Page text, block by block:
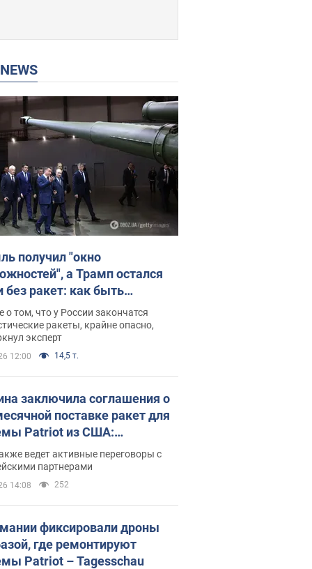
NEWS
получил "окно
а Трамп остался
без ракет: как быть
Интервью с Мельником
о том, что у России закончатся
ракеты, крайне опасно,
эксперт
12:00 14,5 т.
заключила соглашения о
поставке ракет для
Patriot из США:
раскрыл подробности
ведет активные переговоры с
партнерами
14:08 252
фиксировали дроны
где ремонтируют
Patriot – Tagesschau